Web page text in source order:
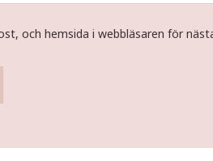
och hemsida i webbläsaren för